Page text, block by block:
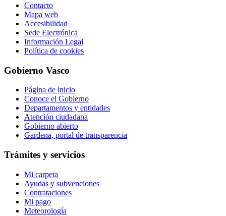
Contacto
Mapa web
Accesibilidad
Sede Electrónica
Información Legal
Política de cookies
Gobierno Vasco
Página de inicio
Conoce el Gobierno
Departamentos y entidades
Atención ciudadana
Gobierno abierto
Gardena, portal de transparencia
Trámites y servicios
Mi carpeta
Ayudas y subvenciones
Contrataciones
Mi pago
Meteorología